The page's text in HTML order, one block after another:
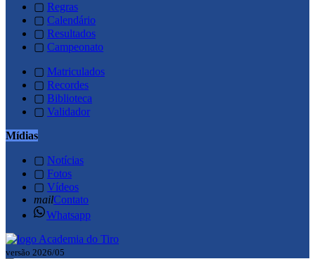
▢ Regras
▢ Calendário
▢ Resultados
▢ Campeonato
▢ Matriculados
▢ Recordes
▢ Biblioteca
▢ Validador
Mídias
▢ Notícias
▢ Fotos
▢ Vídeos
mailContato
Whatsapp
versão 2026/05